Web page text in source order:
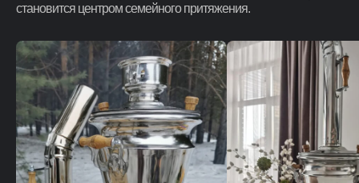
становится центром семейного притяжения.
г.Уфа, ООО "ДИОНИС", ИНН 0278208379
© 2015-2026 Уфимские самовары
Политика конфиденциальности
Публичная оферта